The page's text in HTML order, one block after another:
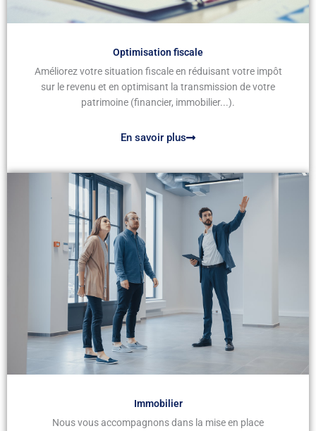
Optimisation fiscale
Améliorez votre situation fiscale en réduisant votre impôt
sur le revenu et en optimisant la transmission de votre
patrimoine (financier, immobilier...).
En savoir plus
Immobilier
Nous vous accompagnons dans la mise en place